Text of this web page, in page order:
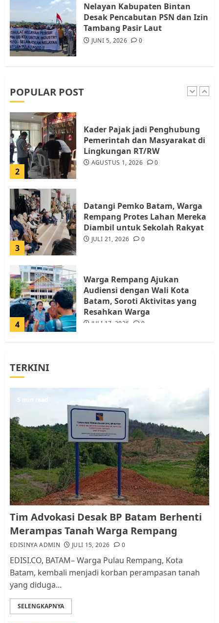
Nelayan Kabupaten Bintan
Desak Pencabutan PSN dan Izin
Tambang Pasir Laut
JUNI 5, 2026 0
POPULAR POST
5
JULI 15, 2026 0
1
2
Kader Pajak jadi Penghubung
Pemerintah dan Masyarakat di
Lingkungan RT/RW
AGUSTUS 1, 2026 0
3
Datangi Pemko Batam, Warga
Rempang Protes Lahan Mereka
Diambil untuk Sekolah Rakyat
JULI 21, 2026 0
4
Warga Rempang Ajukan
Audiensi dengan Wali Kota
Batam, Soroti Aktivitas yang
Resahkan Warga
JULI 17, 2026 0
5
1
Pemko Batam Tegaskan RT dan
RW bukan Petugas Pendataan
dan Pemungutan Pajak
AGUSTUS 1, 2026 0
Kader Pajak jadi Penghubung
Pemerintah dan Masyarakat di
Lingkungan RT/RW
AGUSTUS 1, 2026
TERKINI
5 min read
Tim Advokasi Desak BP Batam Berhenti
Merampas Tanah Warga Rempang
EDISINYA ADMIN JULI 15, 2026 0
EDISI.CO, BATAM– Warga Pulau Rempang, Kota
Batam, kembali menjadi korban perampasan tanah
yang diduga...
SELENGKAPNYA